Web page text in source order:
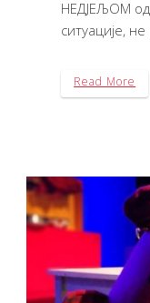
НЕДЈЕЉОМ
ситуације,
Read More